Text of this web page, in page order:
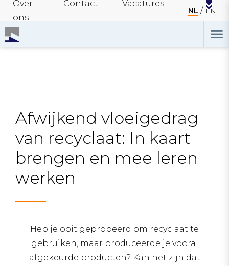
Over
ons
Contact Vacatures
NL EN
Afwijkend vloeigedrag
van recyclaat: In kaart
brengen en mee leren
werken
Heb je ooit geprobeerd om recyclaat te
gebruiken, maar produceerde je vooral
afgekeurde producten? Kan het zijn dat